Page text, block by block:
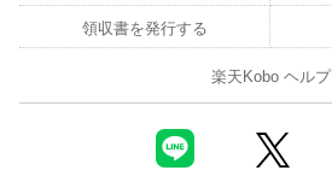
領収書を発行する
楽天Kobo ヘルプ